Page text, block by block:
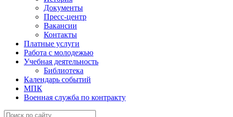
Документы
Пресс-центр
Вакансии
Контакты
Платные услуги
Работа с молодежью
Учебная деятельность
Библиотека
Календарь событий
МПК
Военная служба по контракту